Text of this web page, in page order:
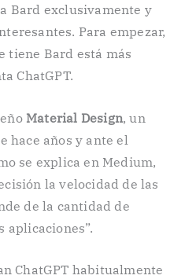
Bard exclusivamente y
Para empezar,
tiene Bard está más
ChatGPT.
Material Design, un
hace años y ante el
se explica en Medium,
la velocidad de las
de la cantidad de
aplicaciones”.
ChatGPT habitualmente